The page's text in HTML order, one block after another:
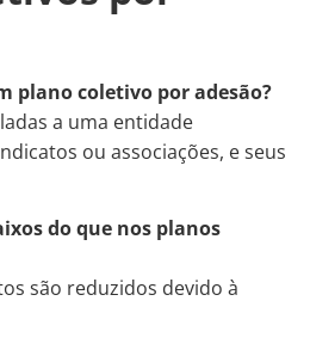
plano coletivo por adesão?
a uma entidade
ou associações, e seus
do que nos planos
são reduzidos devido à